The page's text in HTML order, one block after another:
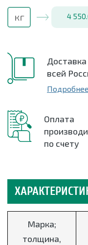
4
Доставка
всей
Подробнее
Оплата
по счету
Марка;
толщина,